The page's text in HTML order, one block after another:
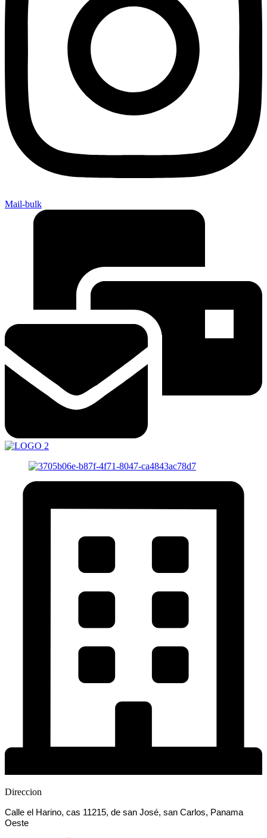
Mail-bulk
Direccion
Calle el Harino, cas 11215, de san José, san Carlos, Panama
Oeste